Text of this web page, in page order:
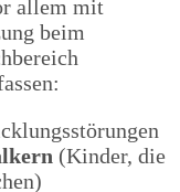
allem mit
beim
(Kinder, die